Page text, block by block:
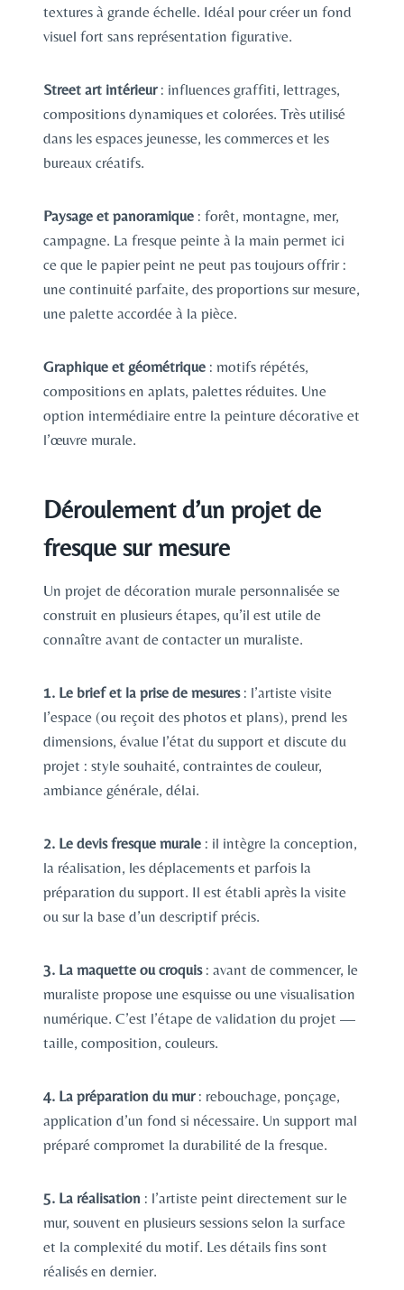
textures à grande échelle. Idéal pour créer un fond
visuel fort sans représentation figurative.
Street art intérieur: influences graffiti, lettrages,
compositions dynamiques et colorées. Très utilisé
dans les espaces jeunesse, les commerces et les
bureaux créatifs.
Paysage et panoramique : forêt, montagne, mer,
campagne. La fresque peinte à la main permet ici
ce que le papier peint ne peut pas toujours offrir :
une continuité parfaite, des proportions sur mesure,
une palette accordée à la pièce.
Graphique et géométrique : motifs répétés,
compositions en aplats, palettes réduites. Une
option intermédiaire entre la peinture décorative et
l’œuvre murale.
Déroulement d’un projet de
fresque sur mesure
Un projet de décoration murale personnalisée se
construit en plusieurs étapes, qu’il est utile de
connaître avant de contacter un muraliste.
1. Le brief et la prise de mesures: l’artiste visite
l’espace (ou reçoit des photos et plans), prend les
dimensions, évalue l’état du support et discute du
projet : style souhaité, contraintes de couleur,
ambiance générale, délai.
2. Le devis fresque murale : il intègre la conception,
la réalisation, les déplacements et parfois la
préparation du support. Il est établi après la visite
ou sur la base d’un descriptif précis.
3. La maquette ou croquis: avant de commencer, le
muraliste propose une esquisse ou une visualisation
numérique. C’est l’étape de validation du projet —
taille, composition, couleurs.
4. La préparation du mur: rebouchage, ponçage,
application d’un fond si nécessaire. Un support mal
préparé compromet la durabilité de la fresque.
5. La réalisation : l’artiste peint directement sur le
mur, souvent en plusieurs sessions selon la surface
et la complexité du motif. Les détails fins sont
réalisés en dernier.